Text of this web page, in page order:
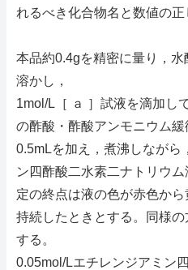
れるべき化合物名と数値の正
本品約0.4gを精密に量り，
溶かし，
1mol/L［ ａ ］試液を滴加し
の酢酸・酢酸アンモニウム
0.5mLを加え，煮沸しながら
ン四酢酸二水素二ナトリウ
定の終点は液の色が赤色か
持続したときとする。同様
する。
0.05mol/Lエチレンジアミン